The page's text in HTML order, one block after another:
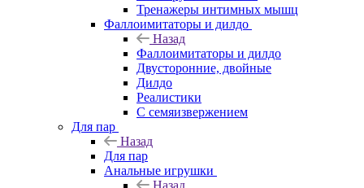
Тренажеры интимных мышц
Фаллоимитаторы и дилдо
Назад
Фаллоимитаторы и дилдо
Двусторонние, двойные
Дилдо
Реалистики
С семяизвержением
Для пар
Назад
Для пар
Анальные игрушки
Назад